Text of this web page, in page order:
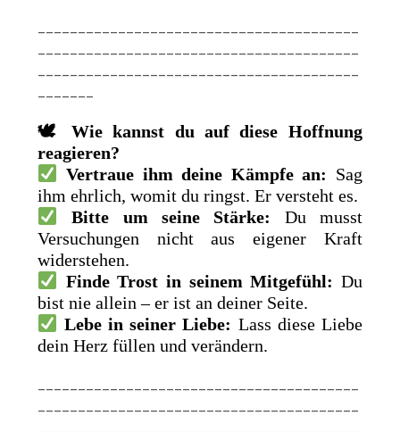
🕊
Wie kannst du auf diese Hoffnung
reagieren?
Vertraue ihm deine Kämpfe an: Sag
ihm ehrlich, womit du ringst. Er versteht es.
Bitte um seine Stärke:
Du musst
Versuchungen nicht aus eigener Kraft
widerstehen.
Finde Trost in seinem Mitgefühl: Du
bist nie allein – er ist an deiner Seite.
Lebe in seiner Liebe: Lass diese Liebe
dein Herz füllen und verändern.